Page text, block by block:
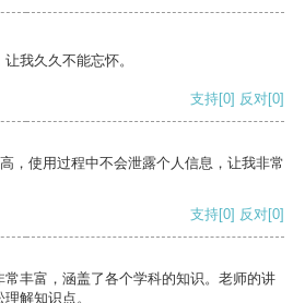
我久久不能忘怀。
支持[0] 反对[0]
，使用过程中不会泄露个人信息，让我非常
支持[0] 反对[0]
丰富，涵盖了各个学科的知识。老师的讲
解知识点。